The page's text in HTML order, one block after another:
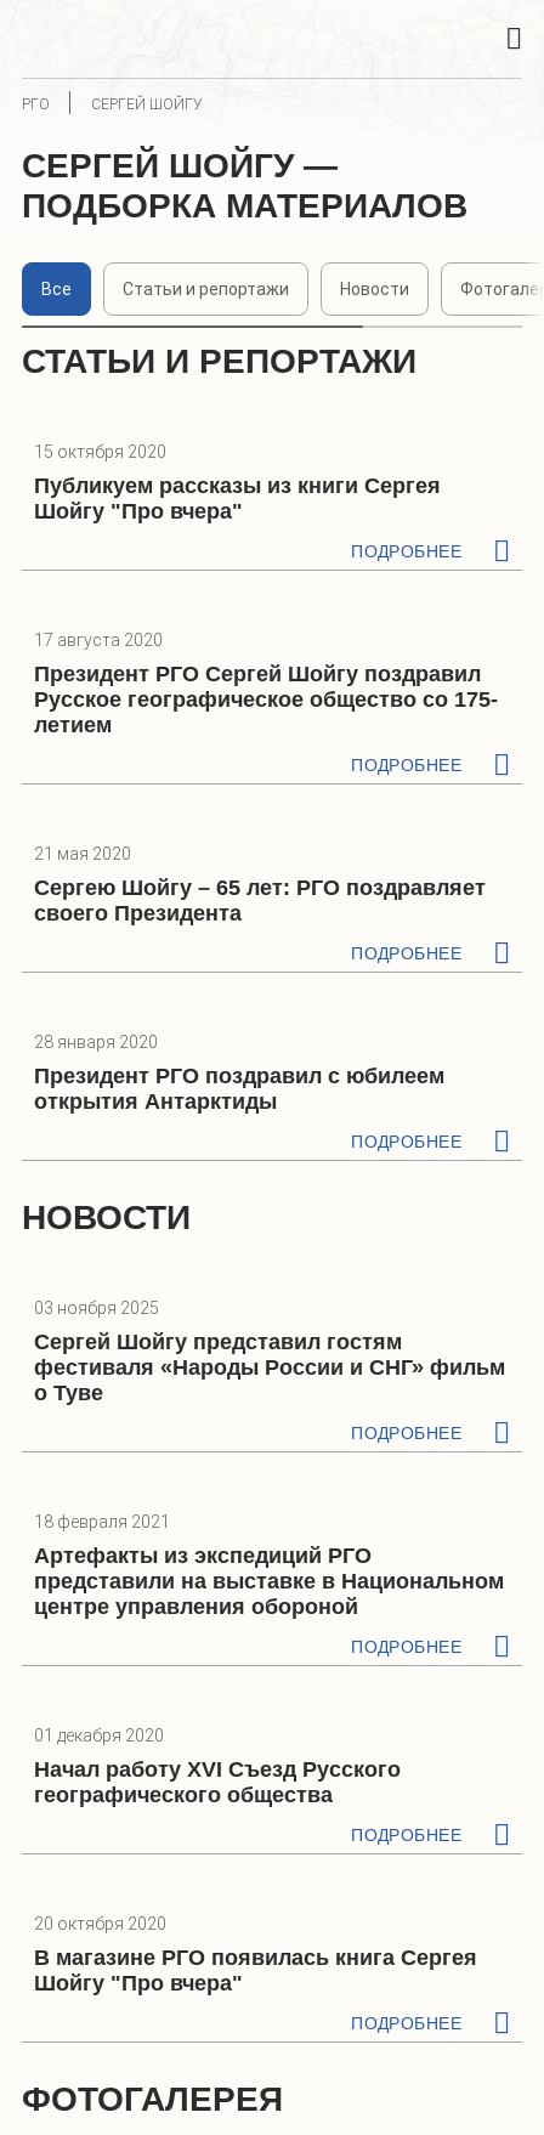
РГО СЕРГЕЙ ШОЙГУ
СЕРГЕЙ ШОЙГУ —
ПОДБОРКА МАТЕРИАЛОВ
Все Статьи и репортажи Новости
СТАТЬИ И РЕПОРТАЖИ
15 октября 2020
Публикуем рассказы из книги Сергея
Шойгу "Про вчера"
ПОДРОБНЕЕ
17 августа 2020
Президент РГО Сергей Шойгу поздравил
Русское географическое общество со 175-
летием
ПОДРОБНЕЕ
21 мая 2020
Сергею Шойгу – 65 лет: РГО поздравляет
своего Президента
ПОДРОБНЕЕ
28 января 2020
Президент РГО поздравил с юбилеем
открытия Антарктиды
ПОДРОБНЕЕ
НОВОСТИ
03 ноября 2025
Сергей Шойгу представил гостям
фестиваля «Народы России и СНГ» фильм
о Туве
ПОДРОБНЕЕ
18 февраля 2021
Артефакты из экспедиций РГО
представили на выставке в Национальном
центре управления обороной
ПОДРОБНЕЕ
01 декабря 2020
Начал работу XVI Съезд Русского
географического общества
ПОДРОБНЕЕ
20 октября 2020
В магазине РГО появилась книга Сергея
Шойгу "Про вчера"
ПОДРОБНЕЕ
ФОТОГАЛЕРЕЯ